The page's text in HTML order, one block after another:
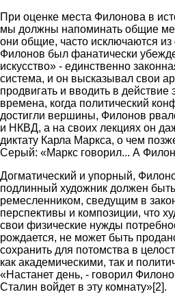
При оценке места Филонова в
мы должны напоминать общие
они общие, часто исключаются из
Филонов был фанатически
искусство» - единственно
система, и он высказывал свои
продвигать и вводить в действие
времена, когда политический
достигли вершины, Филонов
и НКВД, а на своих лекциях он
диктату Карла Маркса, о чем
Серый: «Маркс говорил... А
Догматический и упорный,
подлинный художник должен
ремесленником, сведущим в
перспективы и композиции, что
свои физические нужды
рождается, не может быть
сохранить для потомства в
как академическими, так и
«Настанет день, - говорил
Сталин войдет в эту комнату»[2].